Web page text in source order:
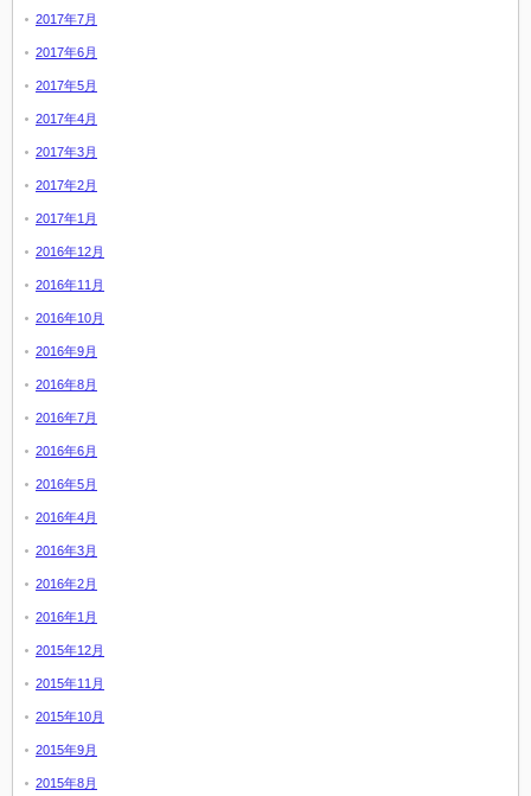
2017年7月
2017年6月
2017年5月
2017年4月
2017年3月
2017年2月
2017年1月
2016年12月
2016年11月
2016年10月
2016年9月
2016年8月
2016年7月
2016年6月
2016年5月
2016年4月
2016年3月
2016年2月
2016年1月
2015年12月
2015年11月
2015年10月
2015年9月
2015年8月